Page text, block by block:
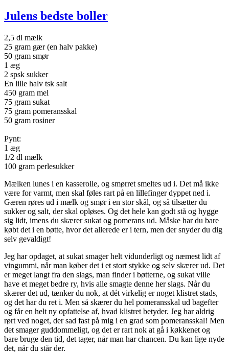
julesmåkager
Julens bedste boller
2,5 dl mælk
25 gram gær (en halv pakke)
50 gram smør
1 æg
2 spsk sukker
En lille halv tsk salt
450 gram mel
75 gram sukat
75 gram pomeransskal
50 gram rosiner
Pynt:
1 æg
1/2 dl mælk
100 gram perlesukker
Mælken lunes i en kasserolle, og smørret smeltes ud i. Det må ikke
være for varmt, men skal føles rart på en lillefinger dyppet ned i.
Gæren røres ud i mælk og smør i en stor skål, og så tilsætter du
sukker og salt, der skal opløses. Og det hele kan godt stå og hygge
sig lidt, imens du skærer sukat og pomerans ud. Måske har du bare
købt det i en bøtte, hvor det allerede er i tern, men der snyder du dig
selv gevaldigt!
Jeg har opdaget, at sukat smager helt vidunderligt og næmest lidt af
vingummi, når man køber det i et stort stykke og selv skærer ud. Det
er meget langt fra den slags, man finder i bøtterne, og sukat ville
have et meget bedre ry, hvis alle smagte denne her slags. Når du
skærer det ud, tænker du nok, at dét virkelig er noget klistret stads,
og det har du ret i. Men så skærer du hel pomeransskal ud bagefter
og får en helt ny opfattelse af, hvad klistret betyder. Jeg har aldrig
rørt ved noget, der sad fast på mig i en grad som pomeransskal! Men
det smager guddommeligt, og det er rart nok at gå i køkkenet og
bare bruge den tid, det tager, når man har chancen. Du kan lige nyde
det, når du står der.